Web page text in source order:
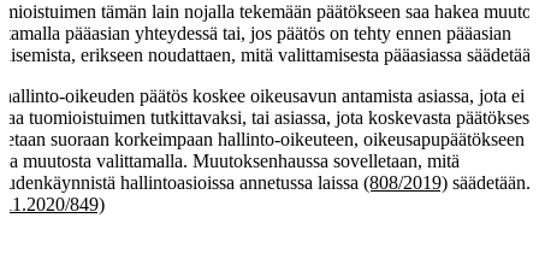
tämän lain nojalla tekemään päätökseen saa hakea
pääasian yhteydessä tai, jos päätös on tehty ennen pääasian
erikseen noudattaen, mitä valittamisesta pääasiassa
hallinto-oikeuden päätös koskee oikeusavun antamista asiassa, jota ei
tuomioistuimen tutkittavaksi, tai asiassa, jota koskevasta
suoraan korkeimpaan hallinto-oikeuteen, oikeusapupäätökseen
muutosta valittamalla. Muutoksenhaussa sovelletaan, mitä
hallintoasioissa annetussa laissa (808/2019) säädetään.
849)